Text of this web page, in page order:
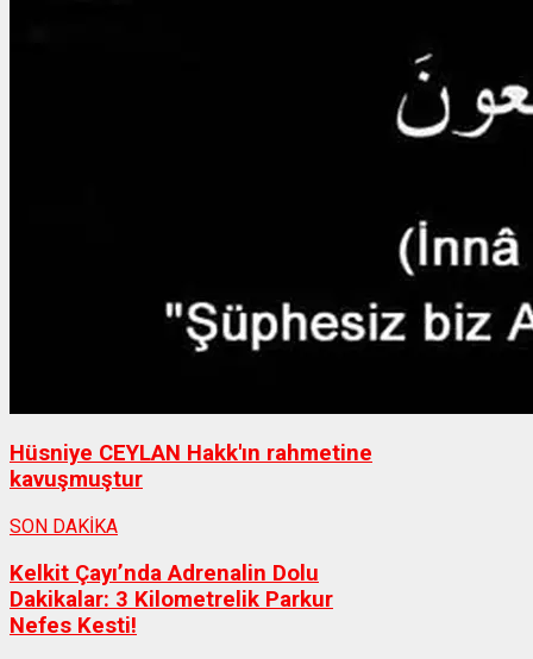
Hüsniye CEYLAN Hakk'ın rahmetine
kavuşmuştur
SON DAKİKA
Kelkit Çayı’nda Adrenalin Dolu
Dakikalar: 3 Kilometrelik Parkur
Nefes Kesti!